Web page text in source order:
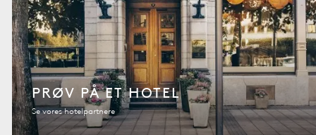
PRØV PÅ ET HOTEL
Se vores hotelpartnere